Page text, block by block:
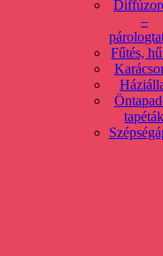
–
Fűtés,
tapéták